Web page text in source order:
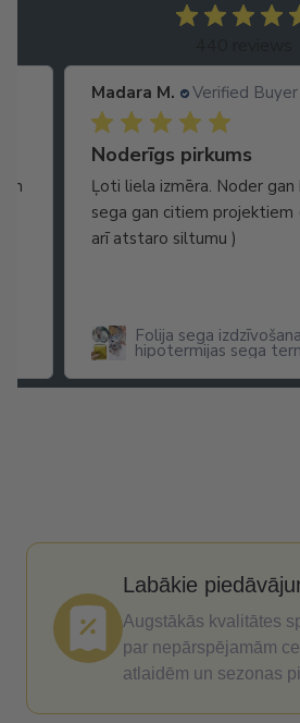
Madara M. Verified Buyer
Noderīgs pirkums
Ļoti liela izmēra. Noder gan
sega gan citiem projektiem
arī atstaro siltumu )
Folija sega
hipotermijas sega
210 cm
Labākie
Augstākās kvalitātes
par nepārspējamām
atlaidēm un sezonas